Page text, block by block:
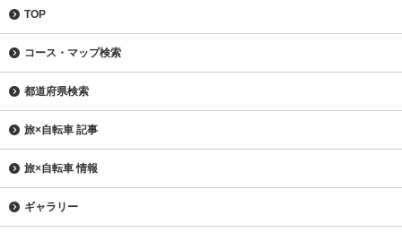
TOP
コース・マップ検索
都道府県検索
旅×自転車 記事
旅×自転車 情報
ギャラリー